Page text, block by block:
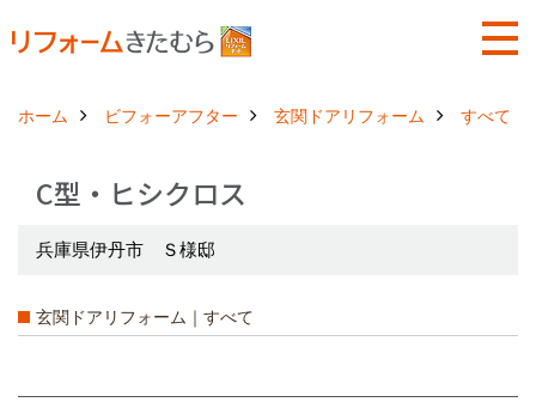
ホーム ビフォーアフター 玄関ドアリフォーム すべて
C型・ヒシクロス
兵庫県伊丹市 Ｓ様邸
玄関ドアリフォーム｜すべて